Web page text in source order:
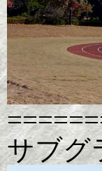
サブグ